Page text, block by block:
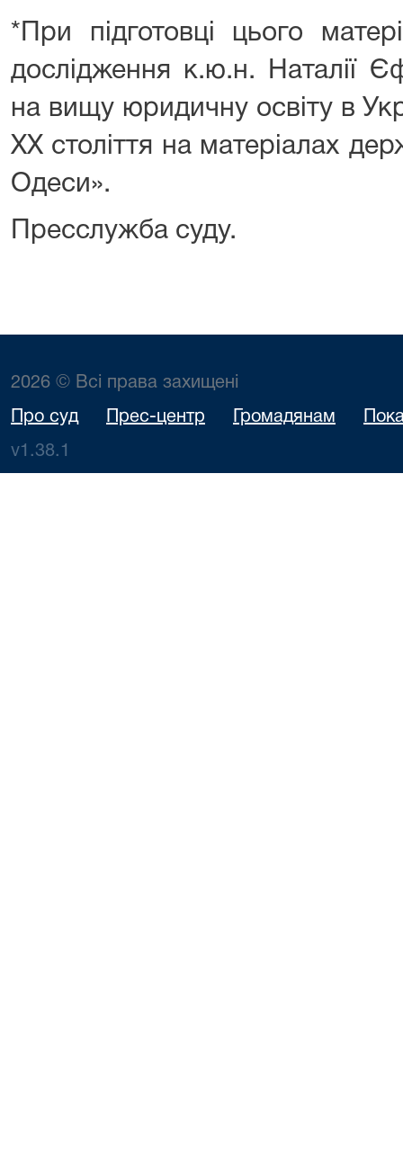
*При підготовці цього
дослідження к.ю.н. Наталії
на вищу юридичну освіту в
ХХ століття на матеріалах
Одеси».
Пресслужба суду.
2026 © Всі права захищені
Про суд Прес-центр Громадянам
v1.38.1